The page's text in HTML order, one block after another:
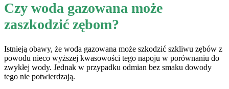
Czy woda gazowana może
zaszkodzić zębom?
Istnieją obawy, że woda gazowana może szkodzić szkliwu zębów z
powodu nieco wyższej kwasowości tego napoju w porównaniu do
zwykłej wody. Jednak w przypadku odmian bez smaku dowody
tego nie potwierdzają.